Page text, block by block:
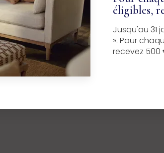
éligibles,
Jusqu'au 31
». Pour
recevez